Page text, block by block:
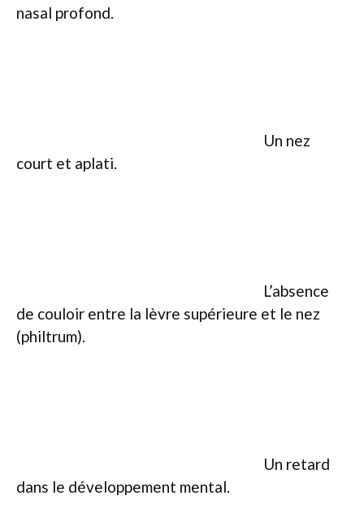
nasal profond.
Un nez
court et aplati.
L’absence
de couloir entre la lèvre supérieure et le nez
(philtrum).
Un retard
dans le développement mental.